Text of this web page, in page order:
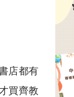
店都有
買齊教